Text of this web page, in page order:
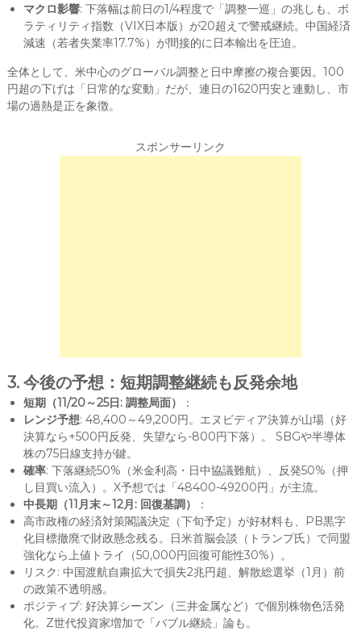
マクロ影響: 下落幅は前日の1/4程度で「調整一巡」の兆しも、ボ
ラティリティ指数（VIX日本版）が20超えで警戒継続。中国経済
減速（若者失業率17.7%）が間接的に日本輸出を圧迫。
全体として、米中心のグローバル調整と日中摩擦の複合要因。100
円超の下げは「日常的な変動」だが、連日の1620円安と連動し、市
場の過熱是正を象徴。
スポンサーリンク
3. 今後の予想：短期調整継続も反発余地
短期（11/20～25日: 調整局面）
：
レンジ予想: 48,400～49,200円。エヌビディア決算が山場（好
決算なら+500円反発、失望なら-800円下落）。 SBGや半導体
株の75日線支持が鍵。
確率: 下落継続50%（米金利高・日中協議難航）、反発50%（押
し目買い流入）。X予想では「48400-49200円」が主流。
中長期（11月末～12月: 回復基調）
：
高市政権の経済対策閣議決定（下旬予定）が好材料も、PB黒字
化目標撤廃で財政懸念残る。日米首脳会談（トランプ氏）で同盟
強化なら上値トライ（50,000円回復可能性30%）。
リスク: 中国渡航自粛拡大で損失2兆円超、解散総選挙（1月）前
の政策不透明感。
ポジティブ: 好決算シーズン（三井金属など）で個別株物色活発
化。Z世代投資家増加で「バブル継続」論も。